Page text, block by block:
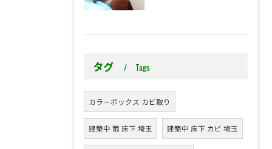
タグ Tags
カラーボックス カビ取り
建築中 雨 床下 埼玉 建築中 床下 カビ 埼玉